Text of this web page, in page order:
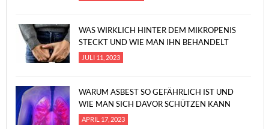
WAS WIRKLICH HINTER DEM MIKROPENIS
STECKT UND WIE MAN IHN BEHANDELT
JULI 11, 2023
WARUM ASBEST SO GEFÄHRLICH IST UND
WIE MAN SICH DAVOR SCHÜTZEN KANN
APRIL 17, 2023